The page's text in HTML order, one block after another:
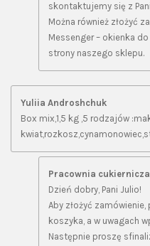
skontaktujemy się z
Można również złożyć
Messenger – okienka
strony naszego sklepu.
Yuliia Androshchuk
Box mix,1,5 kg ,5 rodzajów
Pracownia
Dzień dobry, Pani Julio!
Aby złożyć
koszyka, a w uwagach
Następnie proszę